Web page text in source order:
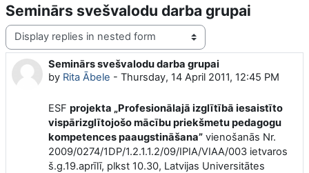
Seminārs svešvalodu darba grupai
Display mode
Seminārs svešvalodu darba grupai
by Rita Ābele - Thursday, 14 April 2011, 12:45 PM
Number of replies: 0
ESF projekta „Profesionālajā izglītībā iesaistīto
vispārizglītojošo mācību priekšmetu pedagogu
kompetences paaugstināšana” vienošanās Nr.
2009/0274/1DP/1.2.1.1.2/09/IPIA/VIAA/003 ietvaros
š.g.19.aprīlī, plkst 10.30, Latvijas Universitātes